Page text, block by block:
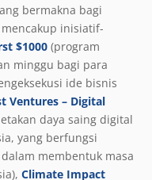
bermakna bagi
inisiatif-
$1000 (program
minggu bagi para
ide bisnis
Ventures – Digital
daya saing digital
yang berfungsi
membentuk masa
Climate Impact